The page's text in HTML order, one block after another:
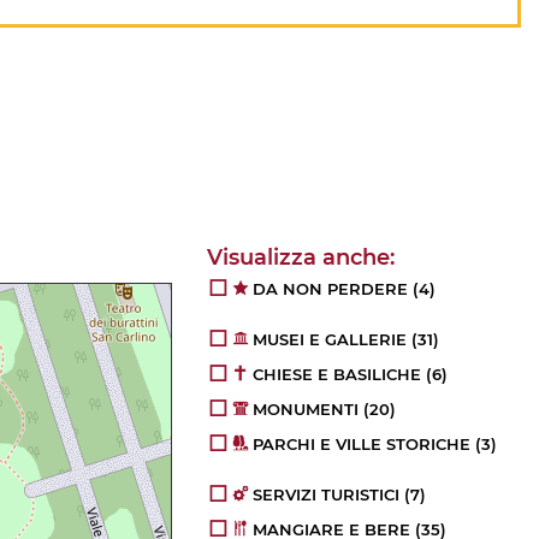
DA NON PERDERE (4)
MUSEI E GALLERIE (31)
CHIESE E BASILICHE (6)
MONUMENTI (20)
PARCHI E VILLE STORICHE (3)
SERVIZI TURISTICI (7)
MANGIARE E BERE (35)